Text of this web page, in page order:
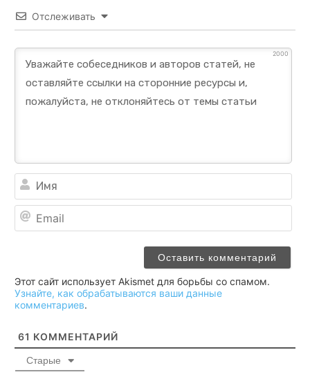
Отслеживать
2000
Этот сайт использует Akismet для борьбы со спамом.
Узнайте, как обрабатываются ваши данные
комментариев.
61 КОММЕНТАРИЙ
Старые